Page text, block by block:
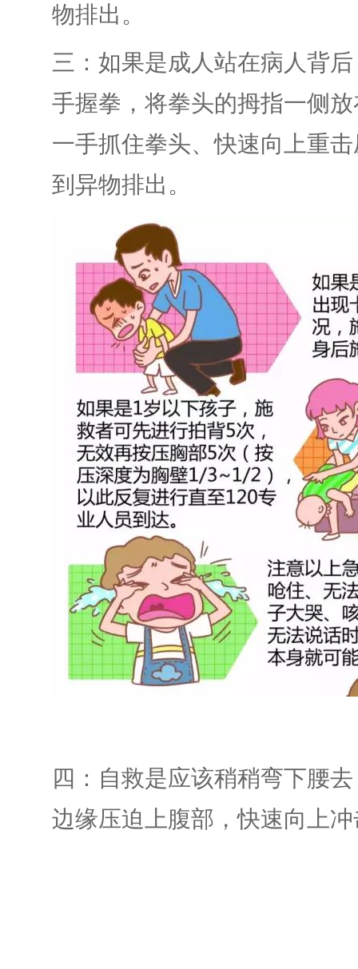
物排出。
三：如果是成人站在病人背
手握拳，将拳头的拇指一侧
一手抓住拳头、快速向上重
到异物排出。
四：自救是应该稍稍弯下腰
边缘压迫上腹部，快速向上